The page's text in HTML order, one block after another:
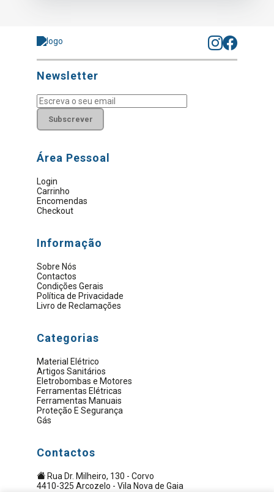
Newsletter
Subscrever
Área Pessoal
Login
Carrinho
Encomendas
Checkout
Informação
Sobre Nós
Contactos
Condições Gerais
Política de Privacidade
Livro de Reclamações
Categorias
Material Elétrico
Artigos Sanitários
Eletrobombas e Motores
Ferramentas Elétricas
Ferramentas Manuais
Proteção E Segurança
Gás
Contactos
Rua Dr. Milheiro, 130 - Corvo
4410-325 Arcozelo - Vila Nova de Gaia